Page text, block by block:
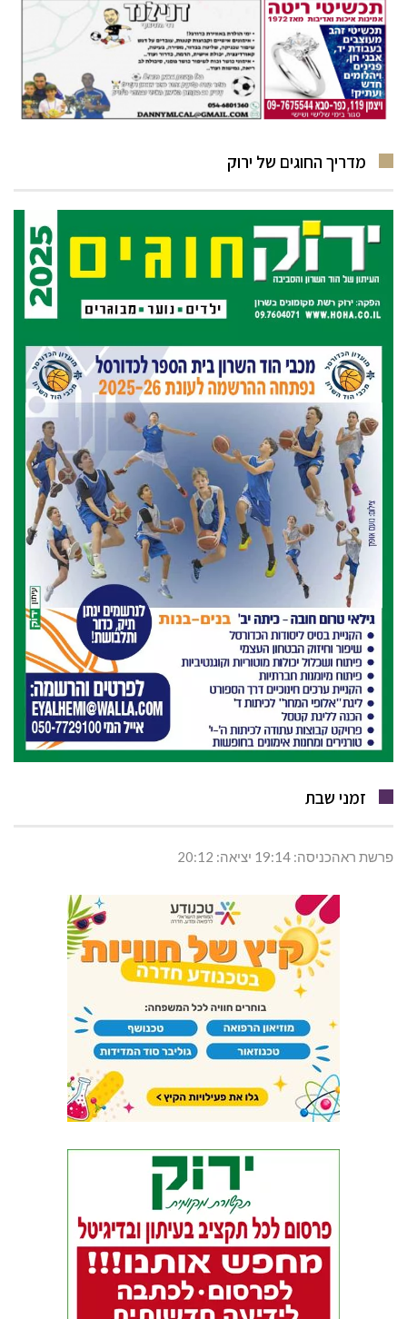
מדריך החוגים של ירוק
זמני שבת
פרשת ראהכניסה: 19:14 יציאה: 20:12